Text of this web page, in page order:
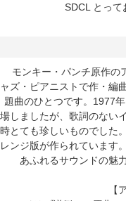
SDCL とって
モンキー・パンチ原作の
ャズ・ピアニストで作・編
題曲のひとつです。1977
場しましたが、歌詞のない
時とても珍しいものでした
レンジ版が作られています
あふれるサウンドの魅
【